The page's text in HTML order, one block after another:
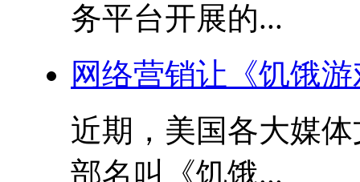
务平台开展的...
网络营销让《饥饿
近期，美国各大媒
部名叫《饥饿...